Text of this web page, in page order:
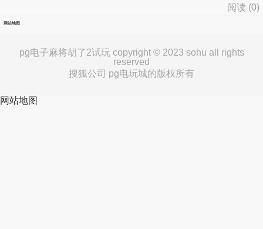
阅读 (0)
网站地图
pg电子麻将胡了2试玩 copyright © 2023 sohu all rights
reserved
搜狐公司 pg电玩城的版权所有
网站地图